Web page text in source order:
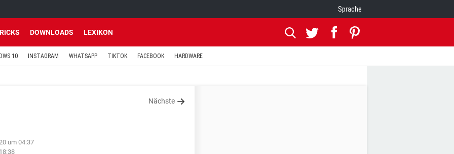
Sprache
DOWNLOADS LEXIKON
10 INSTAGRAM WHATSAPP TIKTOK FACEBOOK HARDWARE
Nächste
um 04:37